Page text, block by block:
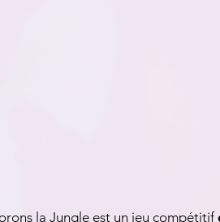
la Jungle est un jeu compétitif